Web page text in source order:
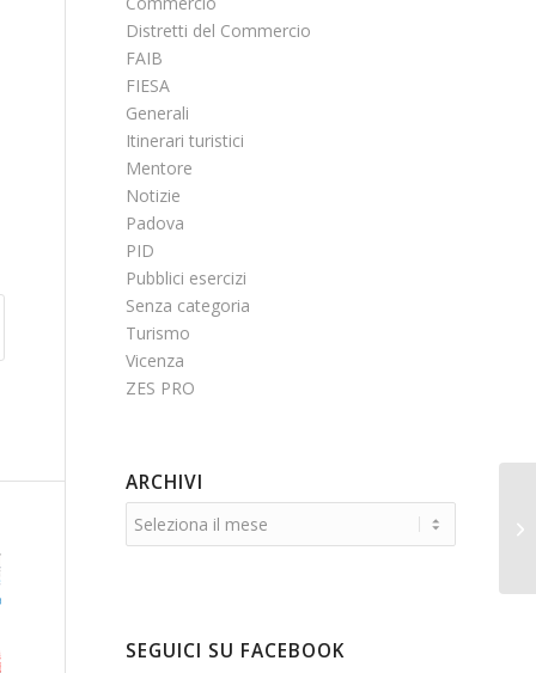
Distretti del Commercio
FAIB
FIESA
Generali
Itinerari turistici
Mentore
Notizie
Padova
PID
Pubblici esercizi
Senza categoria
Turismo
Vicenza
ZES PRO
ARCHIVI
SEGUICI SU FACEBOOK